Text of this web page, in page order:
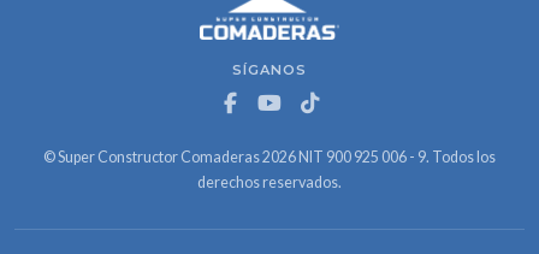
SÍGANOS
© Super Constructor Comaderas 2026 NIT 900 925 006 - 9. Todos los
derechos reservados.